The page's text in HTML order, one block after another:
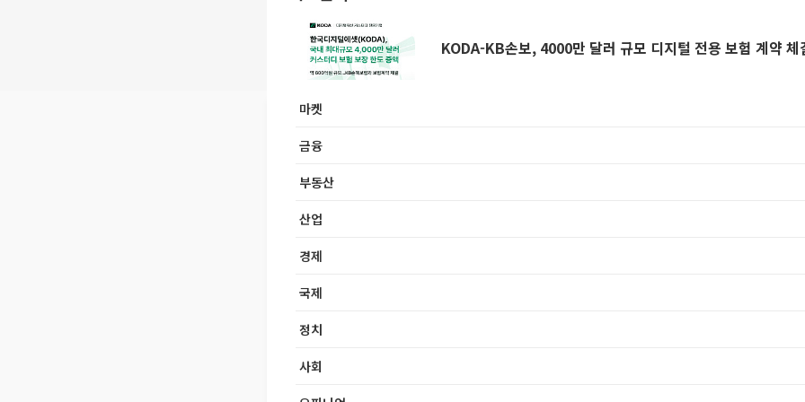
KODA-KB손보, 4000만 달러 규모 디지털 전용 보험 계약 체
마켓
금융
부동산
산업
경제
국제
정치
사회